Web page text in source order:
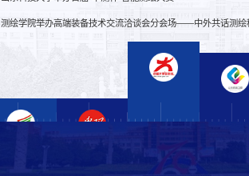
测绘学院举办高端装备技术交流洽谈会分会场——中外共话测绘